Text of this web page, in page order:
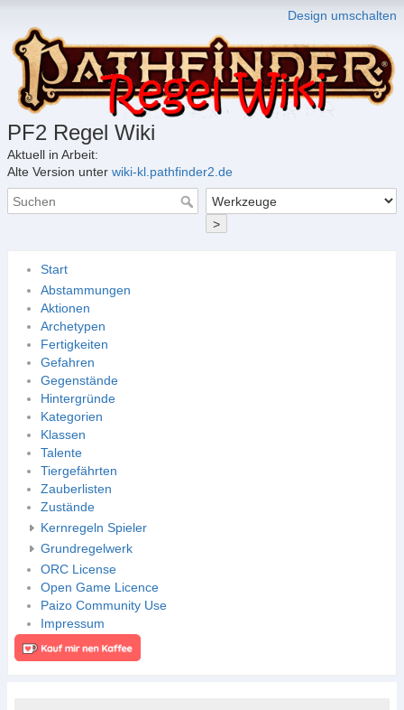
Design umschalten
PF2 Regel Wiki
Aktuell in Arbeit:
Alte Version unter wiki-kl.pathfinder2.de
>
Start
Abstammungen
Aktionen
Archetypen
Fertigkeiten
Gefahren
Gegenstände
Hintergründe
Kategorien
Klassen
Talente
Tiergefährten
Zauberlisten
Zustände
Kernregeln Spieler
Grundregelwerk
ORC License
Open Game Licence
Paizo Community Use
Impressum